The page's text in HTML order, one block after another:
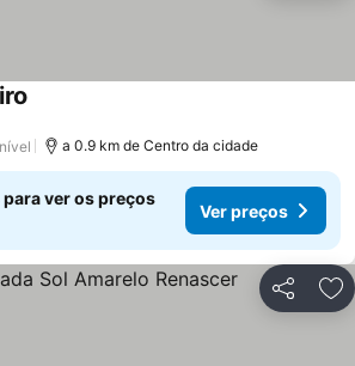
a 0.9 km de Centro da cidade
ver os preços
Ver preços
Partilhar